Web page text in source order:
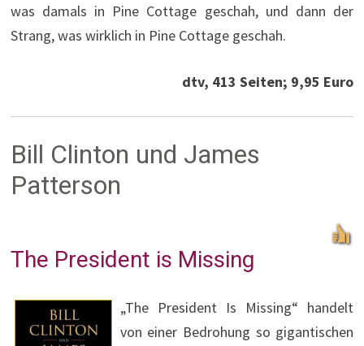
was damals in Pine Cottage geschah, und dann der
Strang, was wirklich in Pine Cottage geschah.
dtv, 413 Seiten; 9,95 Euro
Bill Clinton und James
Patterson
The President is Missing
„The President Is Missing“ handelt
von einer Bedrohung so gigantischen